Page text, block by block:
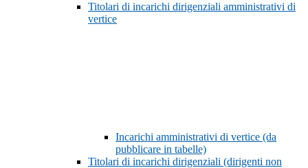
Titolari di incarichi dirigenziali amministrativi di
vertice
Incarichi amministrativi di vertice (da
pubblicare in tabelle)
Titolari di incarichi dirigenziali (dirigenti non